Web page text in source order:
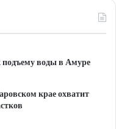
подъему воды в Амуре
крае охватит